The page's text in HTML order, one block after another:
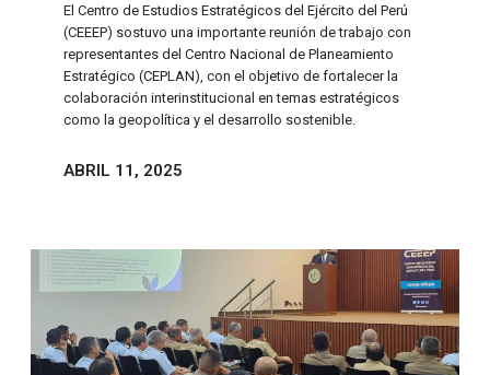
El Centro de Estudios Estratégicos del Ejército del Perú
(CEEEP) sostuvo una importante reunión de trabajo con
representantes del Centro Nacional de Planeamiento
Estratégico (CEPLAN), con el objetivo de fortalecer la
colaboración interinstitucional en temas estratégicos
como la geopolítica y el desarrollo sostenible.
ABRIL 11, 2025